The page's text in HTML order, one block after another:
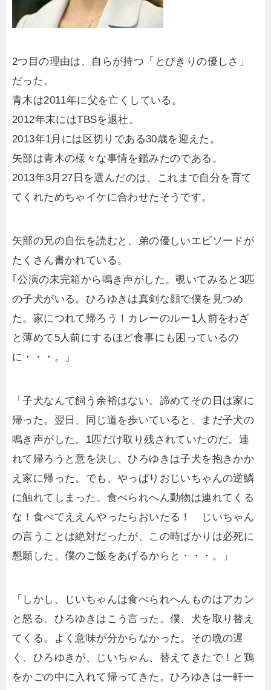
2つ目の理由は、自らが持つ「とびきりの優しさ」
だった。
青木は2011年に父を亡くしている。
2012年末にはTBSを退社。
2013年1月には区切りである30歳を迎えた。
矢部は青木の様々な事情を鑑みたのである。
2013年3月27日を選んだのは、これまで自分を育て
てくれためちゃイケに合わせたそうです。
矢部の兄の自伝を読むと、弟の優しいエピソードが
たくさん書かれている。
｢公演の未完箱から鳴き声がした。覗いてみると3匹
の子犬がいる。ひろゆきは真剣な顔で僕を見つめ
た。家につれて帰ろう！カレーのルー1人前をわざ
と薄めて5人前にするほど食事にも困っているの
に・・・。」
「子犬なんて飼う余裕はない。諦めてその日は家に
帰った。翌日、同じ道を歩いていると、まだ子犬の
鳴き声がした。1匹だけ取り残されていたのだ。連
れて帰ろうと意を決し、ひろゆきは子犬を抱きかか
え家に帰った。でも、やっぱりおじいちゃんの逆鱗
に触れてしまった。食べられへん動物は連れてくる
な！食べてええんやったらおいたる！ じいちゃん
の言うことは絶対だったが、この時ばかりは必死に
懇願した。僕のご飯をあげるからと・・・。」
「しかし、じいちゃんは食べられへんものはアカン
と怒る。ひろゆきはこう言った。僕、犬を取り替え
てくる。よく意味が分からなかった。その晩の遅
く、ひろゆきが、じいちゃん、替えてきたで！と鶏
をかごの中に入れて帰ってきた。ひろゆきは一軒一